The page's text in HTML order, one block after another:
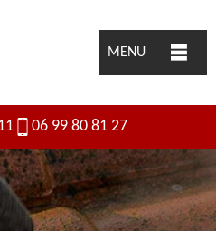
MENU
06 99 80 81 27